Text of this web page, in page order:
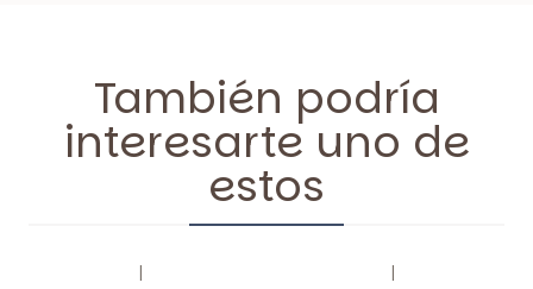
También podría
interesarte uno de
estos
| |